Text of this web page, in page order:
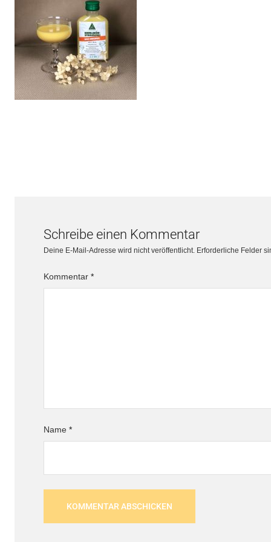
Schreibe einen Kommentar
Deine E-Mail-Adresse wird nicht veröffentlicht. Erforderliche Felder
Kommentar *
Name *